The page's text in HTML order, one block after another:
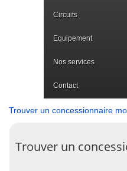
Circuits
Equipement
Nos services
Contact
Trouver un concessionnaire
Trouver un